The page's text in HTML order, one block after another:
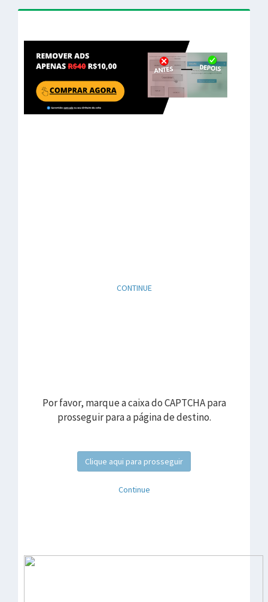
CONTINUE
Por favor, marque a caixa do CAPTCHA para
prosseguir para a página de destino.
Clique aqui para prosseguir
Continue